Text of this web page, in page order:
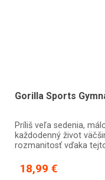
Gorilla Sports
Príliš veľa sedenia,
každodenný život
rozmanitosť vďaka
18,99 €